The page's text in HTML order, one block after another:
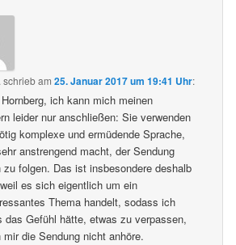
schriebam25. Januar 2017 um 19:41 Uhr:
ich kann mich meinen
leider nur anschließen: Sie verwenden
komplexe und ermüdende Sprache,
anstrengend macht, der Sendung
zu folgen. Das ist insbesondere deshalb
es sich eigentlich um ein
Thema handelt, sodass ich
das Gefühl hätte, etwas zu verpassen,
mir die Sendung nicht anhöre.